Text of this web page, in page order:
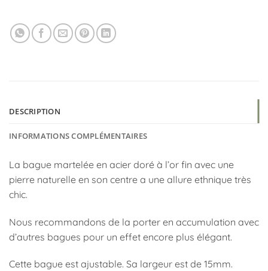
DESCRIPTION
INFORMATIONS COMPLÉMENTAIRES
La bague martelée en acier doré à l’or fin avec une
pierre naturelle en son centre a une allure ethnique très
chic.
Nous recommandons de la porter en accumulation avec
d’autres bagues pour un effet encore plus élégant.
Cette bague est ajustable. Sa largeur est de 15mm.